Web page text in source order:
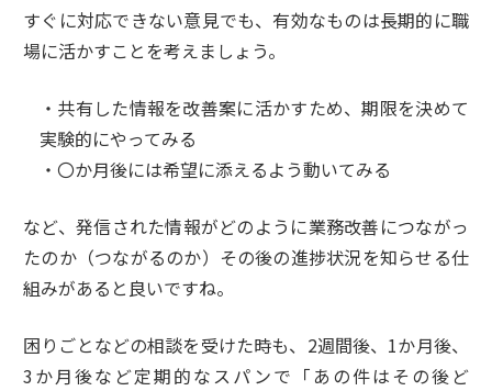
すぐに対応できない意見でも、有効なものは長期的に職
場に活かすことを考えましょう。
・共有した情報を改善案に活かすため、期限を決めて
実験的にやってみる
・〇か月後には希望に添えるよう動いてみる
など、発信された情報がどのように業務改善につながっ
たのか（つながるのか）その後の進捗状況を知らせる仕
組みがあると良いですね。
困りごとなどの相談を受けた時も、2週間後、1か月後、
3か月後など定期的なスパンで「あの件はその後ど